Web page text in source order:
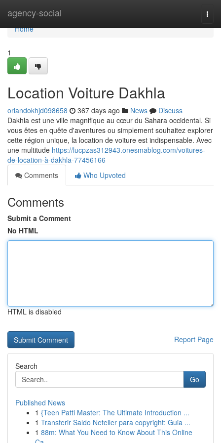
agency-social
Home
Home
1
Location Voiture Dakhla
orlandokhjd098658 367 days ago News
Discuss
Dakhla est une ville magnifique au cœur du Sahara occidental. Si
vous êtes en quête d'aventures ou simplement souhaitez explorer
cette région unique, la location de voiture est indispensable. Avec
une multitude https://lucpzas312943.onesmablog.com/voitures-
de-location-à-dakhla-77456166
Comments
Who Upvoted
Comments
Submit a Comment
No HTML
HTML is disabled
Report Page
Search
Go
Published News
1 {Teen Patti Master: The Ultimate Introduction ...
1 Transferir Saldo Neteller para copyright: Guia ...
1 88m: What You Need to Know About This Online